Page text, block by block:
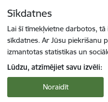
Sīkdatnes
Lai šī tīmekļvietne darbotos,
sīkdatnes. Ar Jūsu piekrišanu
izmantotas statistikas un
Lūdzu, atzīmējiet savu izvēli:
Noraidīt